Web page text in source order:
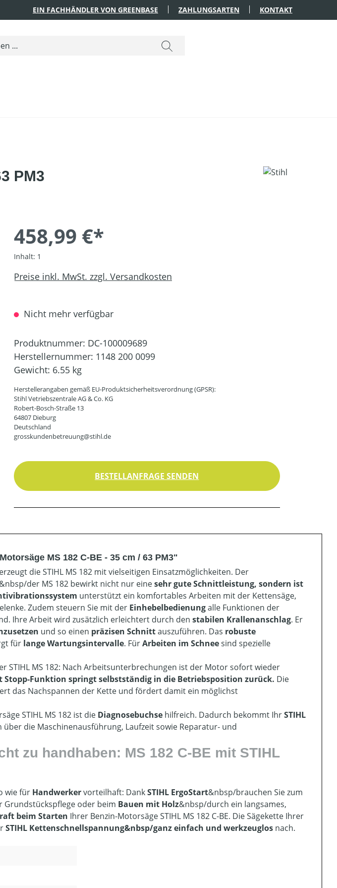
EIN FACHHÄNDLER VON GREENBASE ZAHLUNGSARTEN KONTAKT
PM3
458,99 €*
Inhalt: 1
Preise inkl. MwSt. zzgl. Versandkosten
Nicht mehr verfügbar
Produktnummer: DC-100009689
Herstellernummer: 1148 200 0099
Gewicht: 6.55 kg
Herstellerangaben gemäß EU-Produktsicherheitsverordnung (GPSR):
Stihl Vetriebszentrale AG & Co. KG
Robert-Bosch-Straße 13
64807 Dieburg
Deutschland
grosskundenbetreuung@stihl.de
BESTELLANFRAGE SENDEN
MS 182 C-BE - 35 cm / 63 PM3"
die STIHL MS 182 mit vielseitigen Einsatzmöglichkeiten. Der
&nbsp/der MS 182 bewirkt nicht nur einesehrgute Schnittleistung, sondern ist
unterstützt ein komfortables Arbeiten mit der Kettensäge,
Zudem steuern Sie mit der Einhebelbedienungalle Funktionen der
Ihre Arbeit wird zusätzlich erleichtert durch den stabilen Krallenanschlag. Er
und so einen präzisen Schnittauszuführen. Das robuste
für lange Wartungsintervalle. FürArbeiten im Schneesind spezielle
STIHL MS 182: Nach Arbeitsunterbrechungen ist der Motor sofort wieder
Stopp-Funktion springt selbstständig in die Betriebsposition zurück. Die
das Nachspannen der Kette und fördert damit ein möglichst
STIHL MS 182 ist die Diagnosebuchse hilfreich. Dadurch bekommt IhrSTIHL
die Maschinenausführung, Laufzeit sowie Reparatur- und
zu handhaben: MS 182 C-BE mit STIHL
wie für Handwerkervorteilhaft: DankSTIHL ErgoStart&nbsp/brauchen Sie zum
Grundstückspflege oder beim Bauen mit Holz&nbsp/durch ein langsames,
beim Starten Ihrer Benzin-Motorsäge STIHL MS 182 C-BE. Die Sägekette Ihrer
STIHL Kettenschnellspannung&nbsp/ganz einfach und werkzeuglos nach.